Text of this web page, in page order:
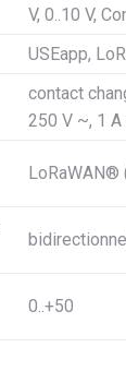
V, 0..10 V,
USEapp,
contact
250 V ~, 1
LoRaWAN®
0..+50